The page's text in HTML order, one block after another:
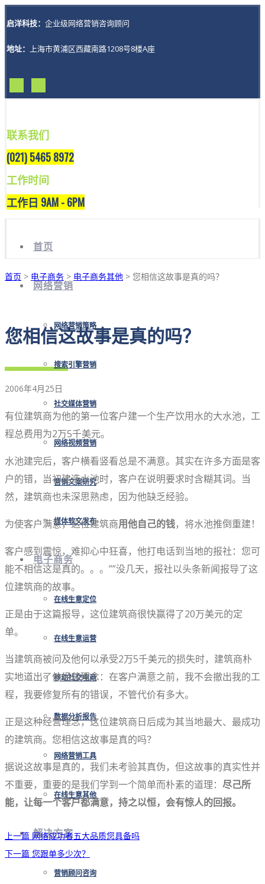
启洋科技： 企业级网络营销咨询顾问
地址： 上海市黄浦区西藏南路1208号8楼A座
联系我们
(021) 5465 8972
工作时间
工作日 9AM - 6PM
首页
网络营销
网络营销策略
搜索引擎营销
社交媒体营销
网络视频营销
营销文案研究
媒体软文发布
电子商务
在线生意定位
在线生意运营
移动社交电商
数据分析报告
网络营销工具
在线生意其他
解决方案
营销顾问咨询
首页 > 电子商务 > 电子商务其他 > 您相信这故事是真的吗？
您相信这故事是真的吗？
2006年4月25日
有位建筑商为他的第一位客户建一个生产饮用水的大水池，工
程总费用为2万5千美元。
水池建完后，客户横看竖看总是不满意。其实在许多方面是客
户的错，当初建造水池时，客户在说明要求时含糊其词。当
然，建筑商也未深思熟虑，因为他缺乏经验。
为使客户满意，这位建筑商用他自己的钱，将水池推倒重建！
客户感到震惊，难抑心中狂喜，他打电话到当地的报社：您可
能不相信这是真的。。。””没几天，报社以头条新闻报导了这
位建筑商的故事。
正是由于这篇报导，这位建筑商很快赢得了20万美元的定
单。
当建筑商被问及他何以承受2万5千美元的损失时，建筑商朴
实地道出了他经营理念：在客户满意之前，我不会撤出我的工
程，我要修复所有的错误，不管代价有多大。
正是这种经营理念，这位建筑商日后成为其当地最大、最成功
的建筑商。您相信这故事是真的吗？
据说这故事是真的，我们未考验其真伪，但这故事的真实性并
不重要，重要的是我们学到一个简单而朴素的道理： 尽己所
能，让每一个客户都满意，持之以恒，会有惊人的回报。
上一篇 网络成功者五大品质您具备吗
下一篇 您跟单多少次？